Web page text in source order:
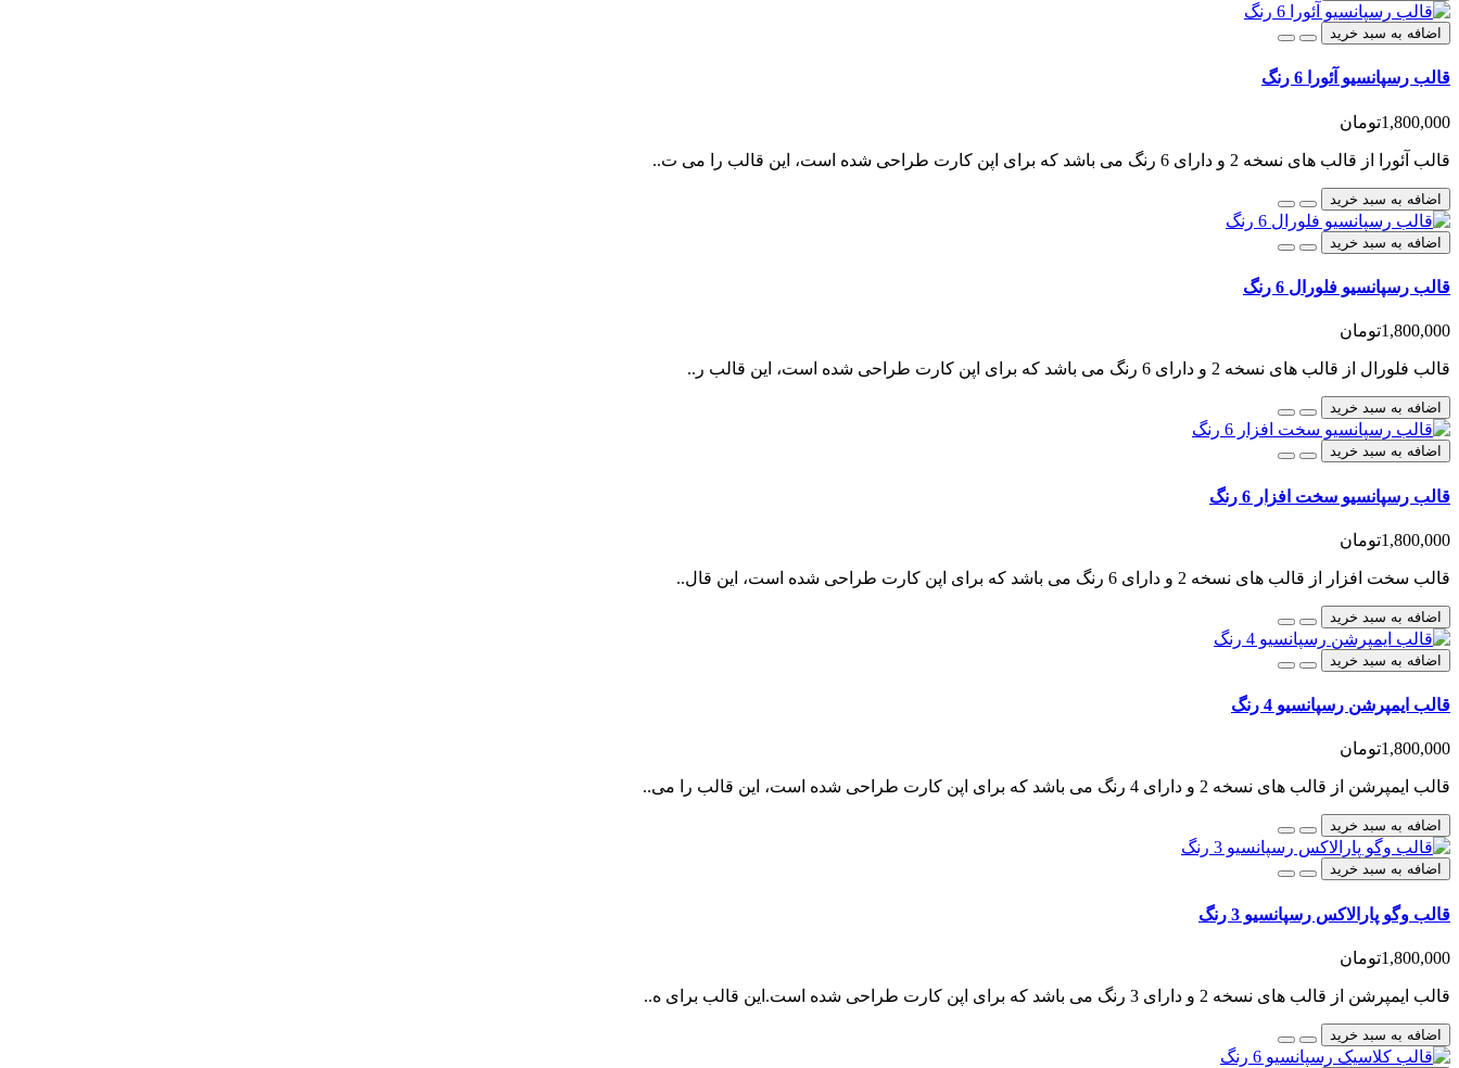
اضافه به سبد خرید
قالب رسپانسیو آئورا 6 رنگ
1,800,000تومان
قالب آئورا از قالب های نسخه 2 و دارای 6 رنگ می باشد که برای اپن کارت طراحی شده است، این قالب را می ت..
اضافه به سبد خرید
اضافه به سبد خرید
قالب رسپانسیو فلورال 6 رنگ
1,800,000تومان
قالب فلورال از قالب های نسخه 2 و دارای 6 رنگ می باشد که برای اپن کارت طراحی شده است، این قالب ر..
اضافه به سبد خرید
اضافه به سبد خرید
قالب رسپانسیو سخت افزار 6 رنگ
1,800,000تومان
قالب سخت افزار از قالب های نسخه 2 و دارای 6 رنگ می باشد که برای اپن کارت طراحی شده است، این قال..
اضافه به سبد خرید
اضافه به سبد خرید
قالب ایمپرشن رسپانسیو 4 رنگ
1,800,000تومان
قالب ایمپرشن از قالب های نسخه 2 و دارای 4 رنگ می باشد که برای اپن کارت طراحی شده است، این قالب را می..
اضافه به سبد خرید
اضافه به سبد خرید
قالب وگو پارالاکس رسپانسیو 3 رنگ
1,800,000تومان
قالب ایمپرشن از قالب های نسخه 2 و دارای 3 رنگ می باشد که برای اپن کارت طراحی شده است.این قالب برای ه..
اضافه به سبد خرید